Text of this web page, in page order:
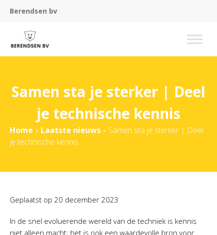
Berendsen bv
Samen sta je sterker | Deel
je technische kennis
Home » Laatste nieuws » Samen sta je sterker | Deel
je technische kennis
Geplaatst op 20 december 2023
In de snel evoluerende wereld van de techniek is kennis
niet alleen macht; het is ook een waardevolle bron voor